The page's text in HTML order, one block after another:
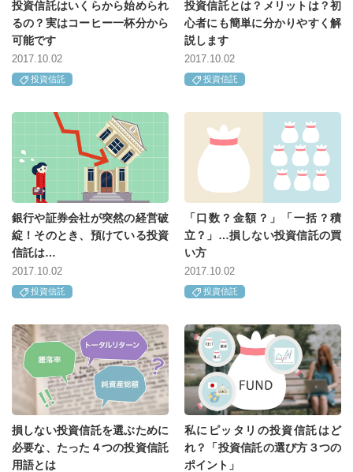
投資信託はいくらから始められ
るの？実はコーヒー一杯分から
可能です
2017.10.02
投資信託
投資信託とは？メリットは？初
心者にも簡単に分かりやすく解
説します
2017.10.02
投資信託
銀行や証券会社が突然の経営破
綻！そのとき、預けている投資
信託は…
2017.10.02
投資信託
「口数？金額？」「一括？積
立？」…損しない投資信託の買
い方
2017.10.02
投資信託
損しない投資信託を選ぶために
必要な、たった４つの投資信託
用語とは
私にピッタリの投資信託はど
れ？「投資信託の選び方３つの
ポイント」